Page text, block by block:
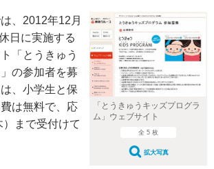
「とうきゅうキッズプログラ
ム」ウェブサイト
全 5 枚
拡大写真
、2012年12月
日に実施する
「とうきゅう
の参加者を募
、小学生と保
は無料で、応
まで受付けて